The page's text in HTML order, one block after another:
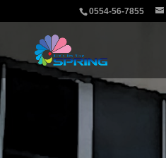
0554-56-7855